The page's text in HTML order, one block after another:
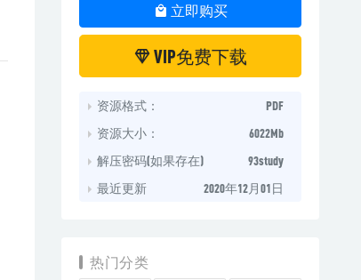
立即购买
VIP免费下载
资源格式：
PDF
资源大小：
6022Mb
解压密码(如果存在)
93study
最近更新
2020年12月01日
热门分类